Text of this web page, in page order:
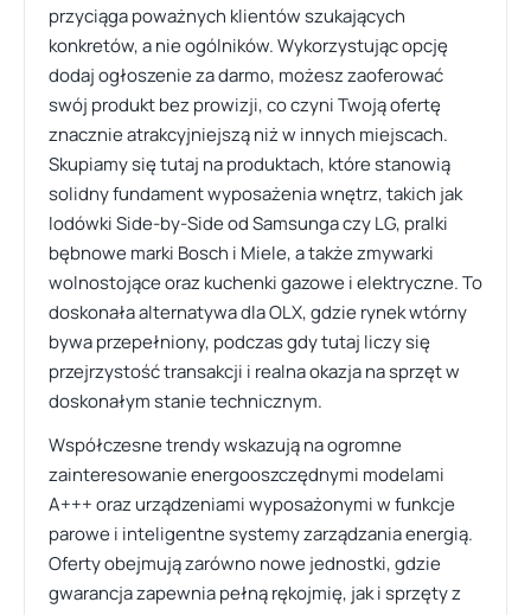
przyciąga poważnych klientów szukających
konkretów, a nie ogólników. Wykorzystując opcję
dodaj ogłoszenie za darmo, możesz zaoferować
swój produkt bez prowizji, co czyni Twoją ofertę
znacznie atrakcyjniejszą niż w innych miejscach.
Skupiamy się tutaj na produktach, które stanowią
solidny fundament wyposażenia wnętrz, takich jak
lodówki Side-by-Side od Samsunga czy LG, pralki
bębnowe marki Bosch i Miele, a także zmywarki
wolnostojące oraz kuchenki gazowe i elektryczne. To
doskonała alternatywa dla OLX, gdzie rynek wtórny
bywa przepełniony, podczas gdy tutaj liczy się
przejrzystość transakcji i realna okazja na sprzęt w
doskonałym stanie technicznym.
Współczesne trendy wskazują na ogromne
zainteresowanie energooszczędnymi modelami
A+++ oraz urządzeniami wyposażonymi w funkcje
parowe i inteligentne systemy zarządzania energią.
Oferty obejmują zarówno nowe jednostki, gdzie
gwarancja zapewnia pełną rękojmię, jak i sprzęty z